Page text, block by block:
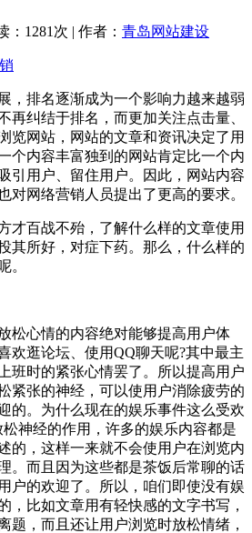
：1281次 | 作者： 青岛网站建设
排名逐渐成为一个影响力越来越弱
再纠结于排名，而更加关注点击量、
览网站，网站的文章和资讯决定了用
个内容丰富独到的网站肯定比一个内
引用户、留住用户。因此，网站内容
对网络营销人员提出了更高的要求。
百战不殆，了解什么样的文章使用
其所好，对症下药。那么，什么样的
。
心情的内容绝对能够提高用户体
欢逛论坛、使用QQ聊天呢?其中最主
班时的紧张心情罢了。所以提高用户
紧张的神经，可以使用户消除疲劳的
的。为什么现在的娱乐事件这么受欢
神经的作用，许多的娱乐内容都是
的，这样一来就不会使用户在浏览内
。而且因为这些都是茶饭后常聊的话
户的欢迎了。所以，咱们即使没有娱
，比如文章用有轻快感的文字书写，
题，而且还让用户浏览时放松情绪，